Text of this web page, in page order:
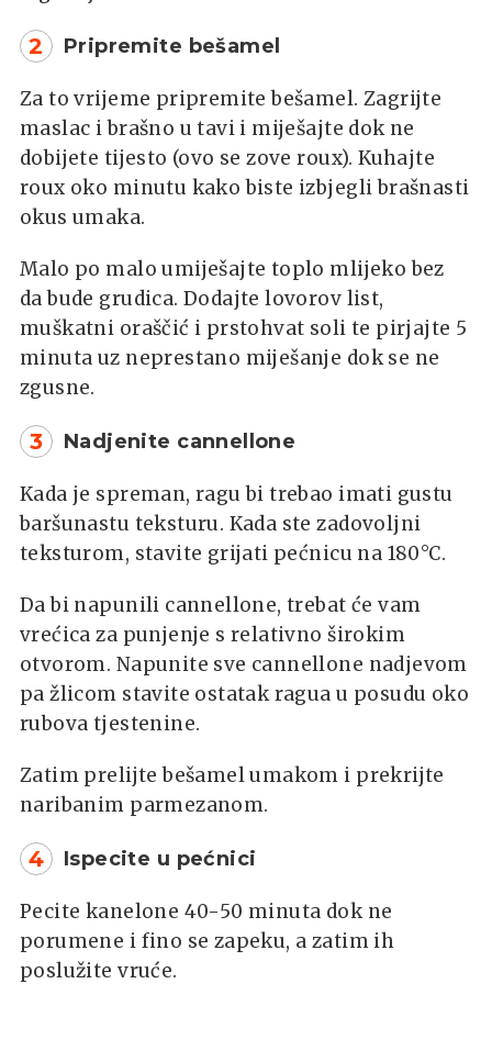
2 Pripremite bešamel
Za to vrijeme pripremite bešamel. Zagrijte
maslac i brašno u tavi i miješajte dok ne
dobijete tijesto (ovo se zove roux). Kuhajte
roux oko minutu kako biste izbjegli brašnasti
okus umaka.
Malo po malo umiješajte toplo mlijeko bez
da bude grudica. Dodajte lovorov list,
muškatni oraščić i prstohvat soli te pirjajte 5
minuta uz neprestano miješanje dok se ne
zgusne.
3 Nadjenite cannellone
Kada je spreman, ragu bi trebao imati gustu
baršunastu teksturu. Kada ste zadovoljni
teksturom, stavite grijati pećnicu na 180°C.
Da bi napunili cannellone, trebat će vam
vrećica za punjenje s relativno širokim
otvorom. Napunite sve cannellone nadjevom
pa žlicom stavite ostatak ragua u posudu oko
rubova tjestenine.
Zatim prelijte bešamel umakom i prekrijte
naribanim parmezanom.
4 Ispecite u pećnici
Pecite kanelone 40-50 minuta dok ne
porumene i fino se zapeku, a zatim ih
poslužite vruće.